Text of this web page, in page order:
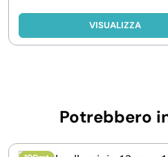
VISUALIZZA
Potrebbero